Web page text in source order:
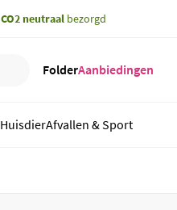
CO2 neutraal bezorgd
FolderAanbiedingen
HuisdierAfvallen & Sport